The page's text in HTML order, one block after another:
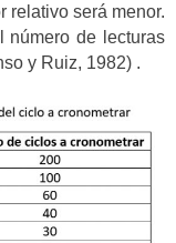
relativo será menor.
número de lecturas
y Ruiz, 1982) .